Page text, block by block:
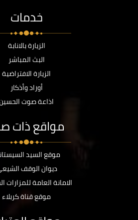
خدمات
الزيارة بالانابة
البث المباشر
الزيارة الافتراضية
أوراد وأذكار
اذاعة صوت
مواقع ذات
موقع السيد
ديوان الوقف
الامانة العامة للمزارات
موقع قناة كربلاء